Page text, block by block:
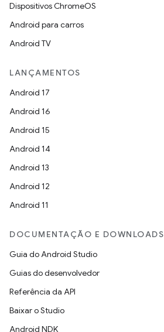
Dispositivos ChromeOS
Android para carros
Android TV
LANÇAMENTOS
Android 17
Android 16
Android 15
Android 14
Android 13
Android 12
Android 11
DOCUMENTAÇÃO E DOWNLOADS
Guia do Android Studio
Guias do desenvolvedor
Referência da API
Baixar o Studio
Android NDK